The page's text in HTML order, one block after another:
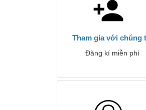
Tham gia với chúng
Đăng kí miễn phí